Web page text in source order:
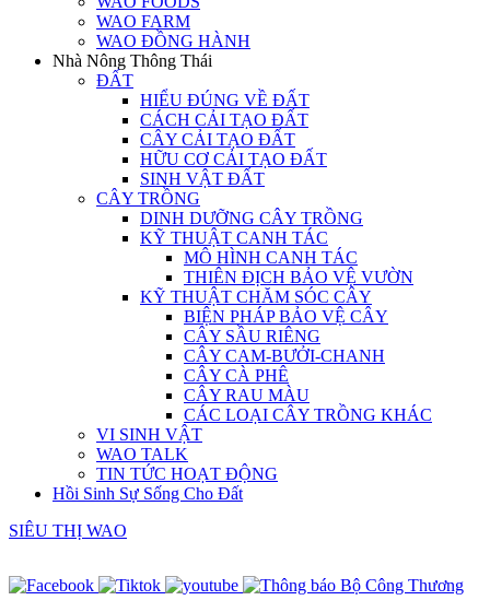
WAO FARM
WAO ĐỒNG HÀNH
Nhà Nông Thông Thái
ĐẤT
HIỂU ĐÚNG VỀ ĐẤT
CÁCH CẢI TẠO ĐẤT
CÂY CẢI TẠO ĐẤT
HỮU CƠ CẢI TẠO ĐẤT
SINH VẬT ĐẤT
CÂY TRỒNG
DINH DƯỠNG CÂY TRỒNG
KỸ THUẬT CANH TÁC
MÔ HÌNH CANH TÁC
THIÊN ĐỊCH BẢO VỆ VƯỜN
KỸ THUẬT CHĂM SÓC CÂY
BIỆN PHÁP BẢO VỆ CÂY
CÂY SẦU RIÊNG
CÂY CAM-BƯỞI-CHANH
CÂY CÀ PHÊ
CÂY RAU MÀU
CÁC LOẠI CÂY TRỒNG KHÁC
VI SINH VẬT
WAO TALK
TIN TỨC HOẠT ĐỘNG
Hồi Sinh Sự Sống Cho Đất
SIÊU THỊ WAO